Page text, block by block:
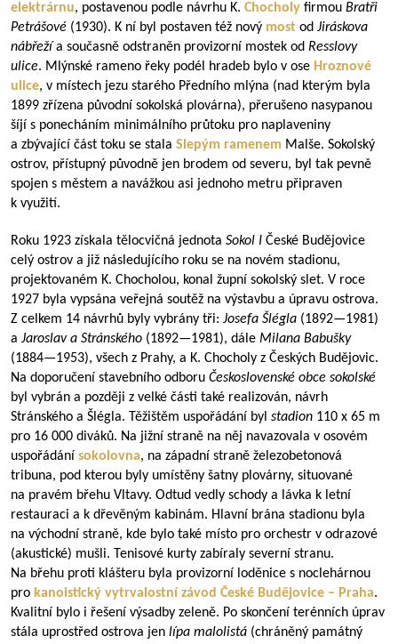
elektrárnu, postavenou podle návrhu K. Chocholy firmou Bratři
Petrášové (1930). K ní byl postaven též nový most od Jiráskova
nábřežía současně odstraněn provizorní mostek od Resslovy
ulice. Mlýnské rameno řeky podél hradeb bylo v ose Hroznové
ulice, v místech jezu starého Předního mlýna (nad kterým byla
1899 zřízena původní sokolská plovárna), přerušeno nasypanou
šíjí s ponecháním minimálního průtoku pro naplaveniny
a zbývající část toku se stala Slepým ramenem Malše. Sokolský
ostrov, přístupný původně jen brodem od severu, byl tak pevně
spojen s městem a navážkou asi jednoho metru připraven
k využití.
Roku 1923 získala tělocvičná jednota Sokol I České Budějovice
celý ostrov a již následujícího roku se na novém stadionu,
projektovaném K. Chocholou, konal župní sokolský slet. V roce
1927 byla vypsána veřejná soutěž na výstavbu a úpravu ostrova.
Z celkem 14 návrhů byly vybrány tři: Josefa Šlégla (1892—1981)
a Jaroslav a Stránského (1892—1981), dále Milana Babušky
(1884—1953), všech z Prahy, a K. Chocholy z Českých Budějovic.
Na doporučení stavebního odboru Československé obce sokolské
byl vybrán a později z velké části také realizován, návrh
Stránského a Šlégla. Těžištěm uspořádání byl stadion 110 x 65 m
pro 16 000 diváků. Na jižní straně na něj navazovala v osovém
uspořádání sokolovna, na západní straně železobetonová
tribuna, pod kterou byly umístěny šatny plovárny, situované
na pravém břehu Vltavy. Odtud vedly schody a lávka k letní
restauraci a k dřevěným kabinám. Hlavní brána stadionu byla
na východní straně, kde bylo také místo pro orchestr v odrazové
(akustické) mušli. Tenisové kurty zabíraly severní stranu.
Na břehu proti klášteru byla provizorní loděnice s noclehárnou
pro kanoistický vytrvalostní závod České Budějovice – Praha.
Kvalitní bylo i řešení výsadby zeleně. Po skončení terénních úprav
stála uprostřed ostrova jen lípa malolistá (chráněný památný